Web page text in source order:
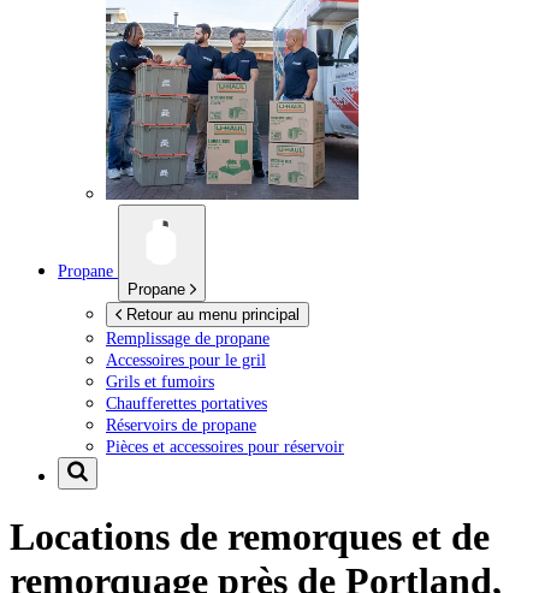
Propane
Propane
Retour au menu principal
Remplissage de propane
Accessoires pour le gril
Grils et fumoirs
Chaufferettes portatives
Réservoirs de propane
Pièces et accessoires pour réservoir
Locations de remorques et de
remorquage près de Portland,